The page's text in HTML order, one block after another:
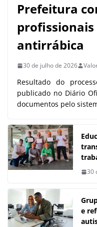
Prefeitura
antirrábica
30 de julho de 2026
Resultado do
publicado no Diário
documentos pelo
30
e